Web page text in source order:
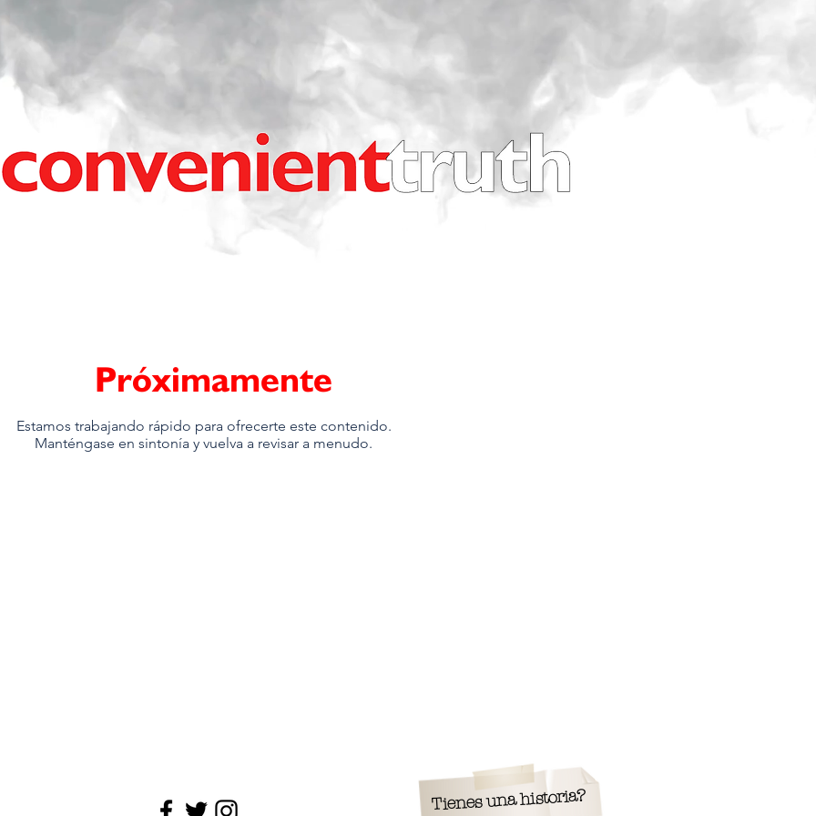
Próximamente
Estamos trabajando rápido para ofrecerte este contenido.
Manténgase en sintonía y vuelva a revisar a menudo.
Tienes una historia?